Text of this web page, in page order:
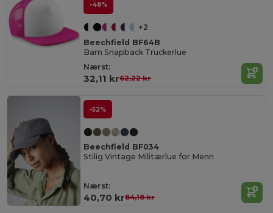
-48%
+2
Beechfield BF64B
Barn Snapback Truckerlue
Nærst:
32,11 kr62,22 kr
-52%
Beechfield BF034
Stilig Vintage Militærlue for Menn
Nærst:
40,70 kr84,18 kr